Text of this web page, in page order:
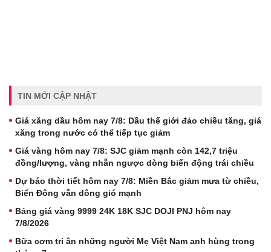
TIN MỚI CẬP NHẬT
Giá xăng dầu hôm nay 7/8: Dầu thế giới đảo chiều tăng, giá
xăng trong nước có thể tiếp tục giảm
Giá vàng hôm nay 7/8: SJC giảm mạnh còn 142,7 triệu
đồng/lượng, vàng nhẫn ngược dòng biến động trái chiều
Dự báo thời tiết hôm nay 7/8: Miền Bắc giảm mưa từ chiều,
Biển Đông vẫn dông gió mạnh
Bảng giá vàng 9999 24K 18K SJC DOJI PNJ hôm nay
7/8/2026
Bữa cơm tri ân những người Mẹ Việt Nam anh hùng trong